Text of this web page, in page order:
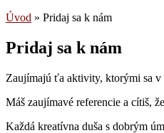
Úvod » Pridaj sa k nám
Pridaj sa k nám
Zaujímajú ťa aktivity, ktorými sa v
Máš zaujímavé referencie a cítiš,
Každá kreatívna duša s dobrým